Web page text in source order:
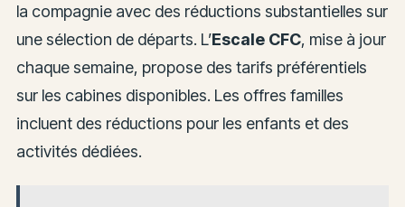
la compagnie avec des réductions substantielles sur
une sélection de départs. L’Escale CFC, mise à jour
chaque semaine, propose des tarifs préférentiels
sur les cabines disponibles. Les offres familles
incluent des réductions pour les enfants et des
activités dédiées.